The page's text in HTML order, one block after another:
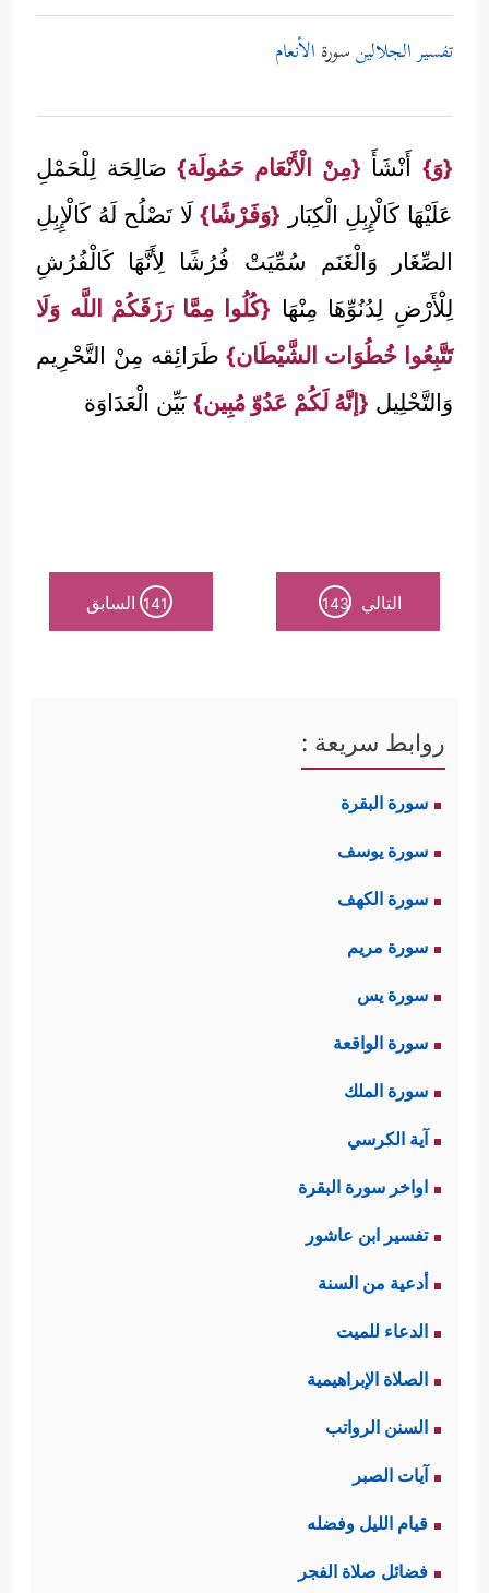
تفسير الجلالينسورة الأنعام
{وَ}أَنْشَأَ {مِنْ الْأَنْعَام حَمُولَة}صَالِحَة لِلْحَمْلِ
عَلَيْهَا كَالْإِبِلِ الْكِبَار {وَفَرْشًا}لَا تَصْلُح لَهُ كَالْإِبِلِ
الصِّغَار وَالْغَنَم سُمِّيَتْ فُرُشًا لِأَنَّهَا كَالْفُرُشِ
لِلْأَرْضِ لِدُنُوِّهَا مِنْهَا {كُلُوا مِمَّا رَزَقَكُمْ اللَّه وَلَا
تَتَّبِعُوا خُطُوَات الشَّيْطَان}طَرَائِقه مِنْ التَّحْرِيم
وَالتَّحْلِيل {إنَّهُ لَكُمْ عَدُوّ مُبِين} بَيِّن الْعَدَاوَة
التالي 143
141 السابق
روابط سريعة :
سورة البقرة
سورة يوسف
سورة الكهف
سورة مريم
سورة يس
سورة الواقعة
سورة الملك
آية الكرسي
اواخر سورة البقرة
تفسير ابن عاشور
أدعية من السنة
الدعاء للميت
الصلاة الإبراهيمية
السنن الرواتب
آيات الصبر
قيام الليل وفضله
فضائل صلاة الفجر